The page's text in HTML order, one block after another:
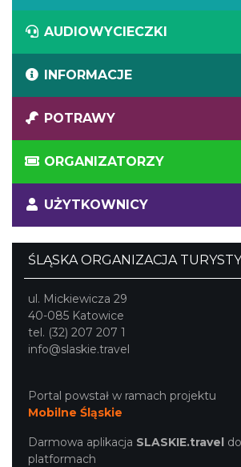
AUDIOWYCIECZKI
INFORMACJE
POTRAWY
ORGANIZATORZY
UŻYTKOWNICY
ŚLĄSKA ORGANIZACJA
ul. Mickiewicza 29
40-085 Katowice
tel. (32) 207 207 1
info@slaskie.travel
Portal powstał w ramach projektu
Mobilne Śląskie
Darmowa aplikacja SLASKIE.travel
platformach